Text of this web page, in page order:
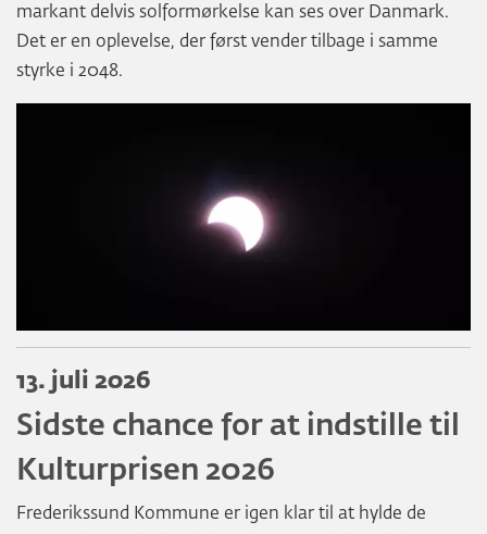
markant delvis solformørkelse kan ses over Danmark.
Det er en oplevelse, der først vender tilbage i samme
styrke i 2048.
13. juli 2026
Sidste chance for at indstille til
Kulturprisen 2026
Frederikssund Kommune er igen klar til at hylde de